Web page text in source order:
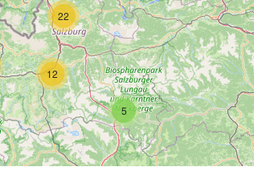
22
12
5